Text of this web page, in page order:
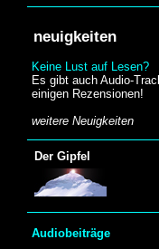
neuigkeiten
Keine Lust auf Lesen?
Es gibt auch Audio-
einigen Rezensionen!
weitere Neuigkeiten
Der Gipfel
Audiobeiträge